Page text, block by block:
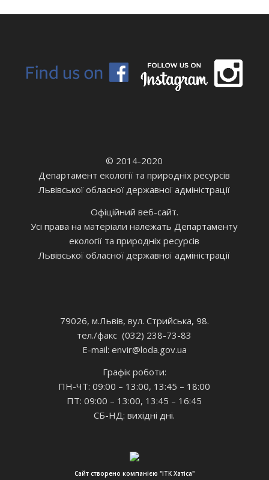
© 2014-2020
Департамент екології та природніх ресурсів
Львівської обласної державної адміністрації
Офіційний веб-сайт.
Усі права на матеріали належать Департаменту
екології та природніх ресурсів
Львівської обласної державної адміністрації
79026, м.Львів, вул. Стрийська, 98.
тел./факс (032) 238-73-83
E-mail: envir@loda.gov.ua
Графік роботи:
ПН-ЧТ: 09:00 – 13:00, 13:45 – 18:00
ПТ: 09:00 – 13:00, 13:45 – 16:45
СБ-НД: вихідні дні.
Сайт створено компанією "ІТК Хатіса"